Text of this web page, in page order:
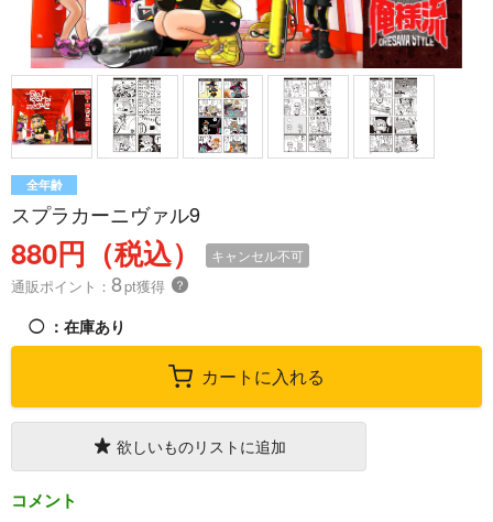
全年齢
スプラカーニヴァル9
880円（税込） キャンセル不可
通販ポイント： 8pt獲得 ？
◯ ：在庫あり
カートに入れる
欲しいものリストに追加
コメント